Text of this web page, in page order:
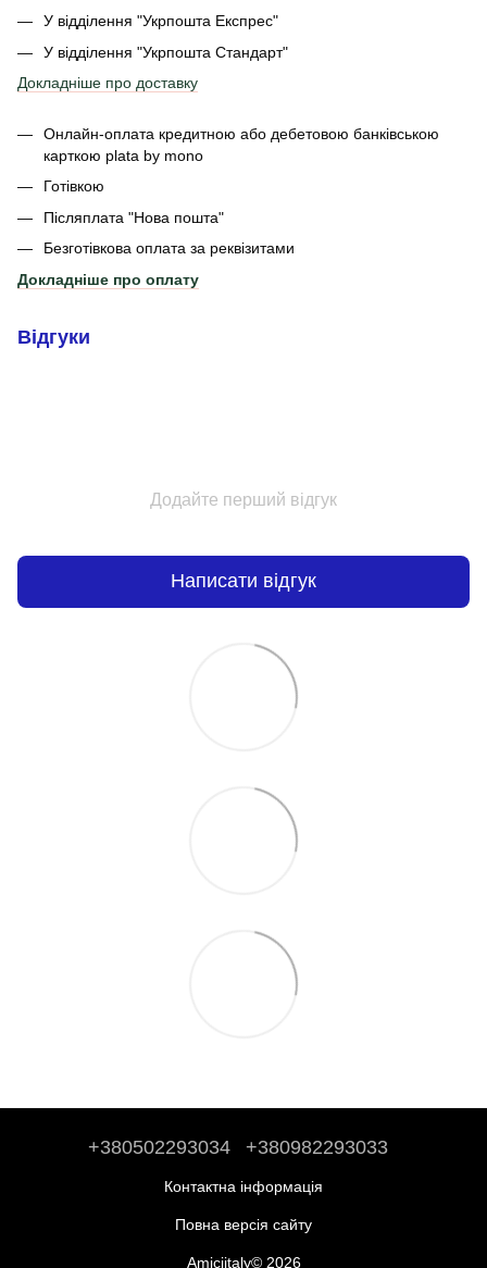
У відділення "Укрпошта Експрес"
У відділення "Укрпошта Стандарт"
Докладніше про доставку
Онлайн-оплата кредитною або дебетовою банківською
карткою plata by mono
Готівкою
Післяплата "Нова пошта"
Безготівкова оплата за реквізитами
Докладніше про оплату
Відгуки
Додайте перший відгук
Написати відгук
+380502293034 +380982293033
Контактна інформація
Повна версія сайту
Amiciitaly© 2026